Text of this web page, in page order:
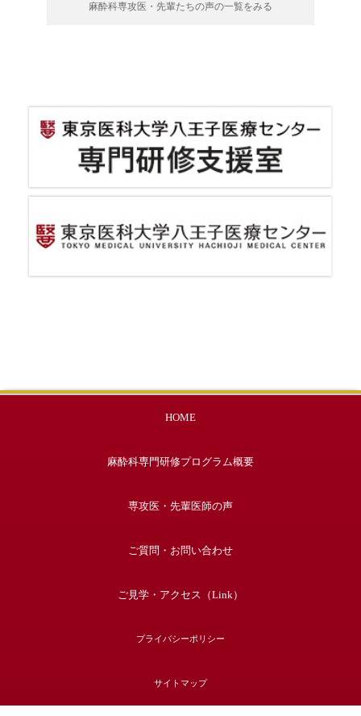
麻酔科専攻医・先輩たちの声の一覧をみる
HOME
麻酔科専門研修プログラム概要
専攻医・先輩医師の声
ご質問・お問い合わせ
ご見学・アクセス（Link）
プライバシーポリシー
サイトマップ